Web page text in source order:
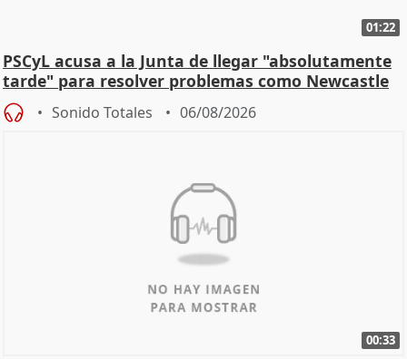
01:22
PSCyL acusa a la Junta de llegar "absolutamente
tarde" para resolver problemas como Newcastle
Sonido Totales 06/08/2026
00:33